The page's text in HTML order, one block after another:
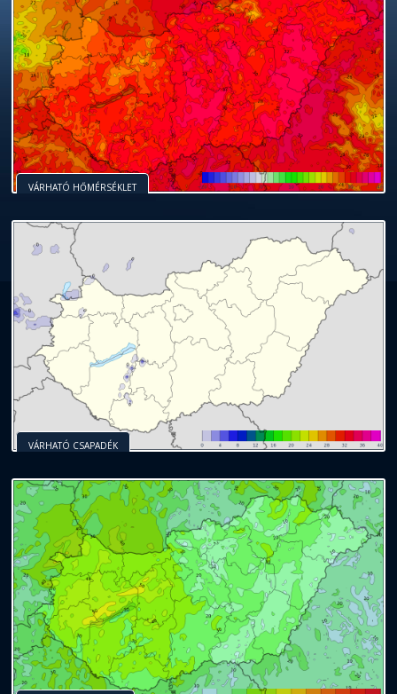
VÁRHATÓ HŐMÉRSÉKLET
VÁRHATÓ CSAPADÉK